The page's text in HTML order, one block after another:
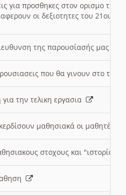
για προσθηκες στον ορισμο
οι δεξιοτητες του 21ου
της παρουσίασής μας
που θα γινουν στο
την τελικη εργασια
μαθησιακά οι μαθητές/
στοχους και "ιστορία"